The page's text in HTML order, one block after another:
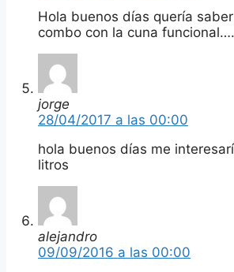
Hola buenos días quería
combo con la cuna funcional….
jorge
28/04/2017 a las 00:00
hola buenos días me
litros
alejandro
09/09/2016 a las 00:00